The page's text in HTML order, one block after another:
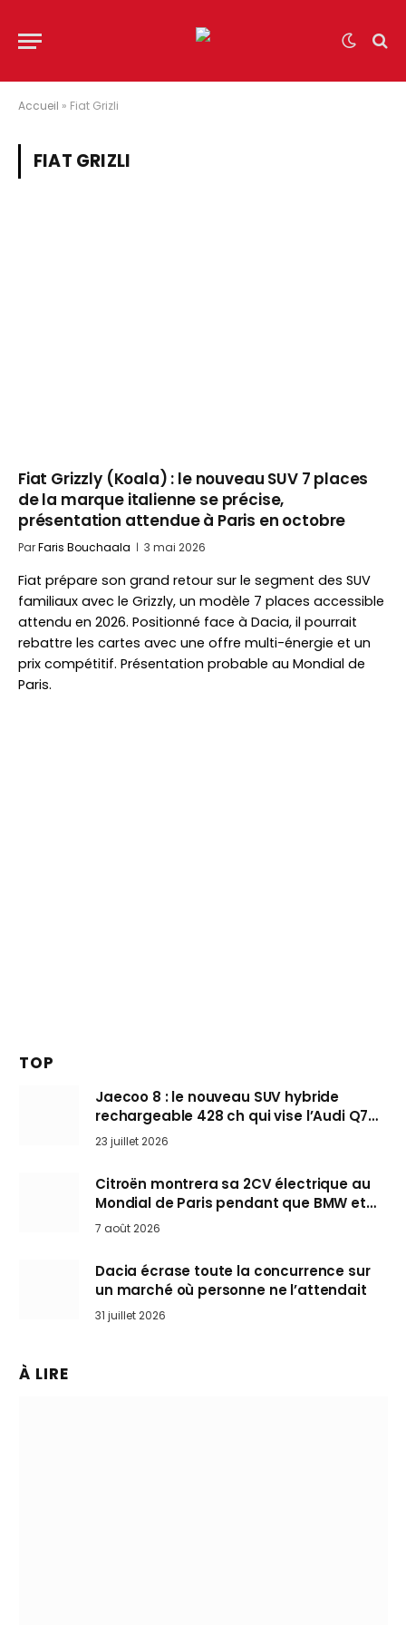
Accueil » Fiat Grizli
FIAT GRIZLI
Fiat Grizzly (Koala) : le nouveau SUV 7 places
de la marque italienne se précise,
présentation attendue à Paris en octobre
ParFaris Bouchaala 3 mai 2026
Fiat prépare son grand retour sur le segment des SUV
familiaux avec le Grizzly, un modèle 7 places accessible
attendu en 2026. Positionné face à Dacia, il pourrait
rebattre les cartes avec une offre multi-énergie et un
prix compétitif. Présentation probable au Mondial de
Paris.
TOP
Jaecoo 8 : le nouveau SUV hybride
rechargeable 428 ch qui vise l’Audi Q7
arrive en Europe cet automne
23 juillet 2026
Citroën montrera sa 2CV électrique au
Mondial de Paris pendant que BMW et
Mini désertent le salon
7 août 2026
Dacia écrase toute la concurrence sur
un marché où personne ne l’attendait
31 juillet 2026
À LIRE